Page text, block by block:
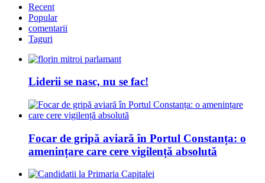
Recent
Popular
comentarii
Taguri
Liderii se nasc, nu se fac!
Focar de gripă aviară în Portul Constanța: o
amenințare care cere vigilență absolută